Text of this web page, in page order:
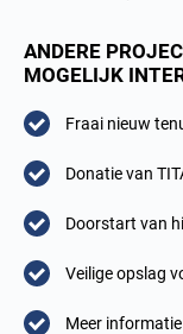
ANDERE
MOGELIJK
Fraai nieuw
Donatie van
Doorstart van
Veilige opslag
Meer